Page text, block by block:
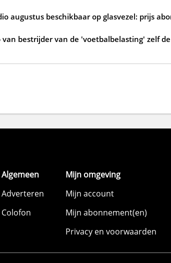
augustus beschikbaar op glasvezel: prijs
van bestrijder van de 'voetbalbelasting' zelf
Algemeen
Adverteren
Colofon
Mijn omgeving
Mijn account
Mijn abonnement(en)
Privacy en voorwaarden